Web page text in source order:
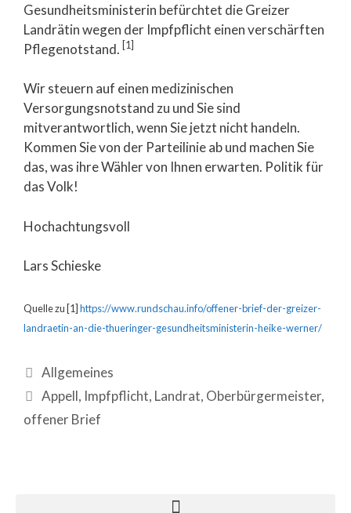
Gesundheitsministerin befürchtet die Greizer
Landrätin wegen der Impfpflicht einen verschärften
Pflegenotstand. [1]
Wir steuern auf einen medizinischen
Versorgungsnotstand zu und Sie sind
mitverantwortlich, wenn Sie jetzt nicht handeln.
Kommen Sie von der Parteilinie ab und machen Sie
das, was ihre Wähler von Ihnen erwarten. Politik für
das Volk!
Hochachtungsvoll
Lars Schieske
Quelle zu [1] https://www.rundschau.info/offener-brief-der-greizer-
landraetin-an-die-thueringer-gesundheitsministerin-heike-werner/
Allgemeines
Appell, Impfpflicht, Landrat, Oberbürgermeister,
offener Brief